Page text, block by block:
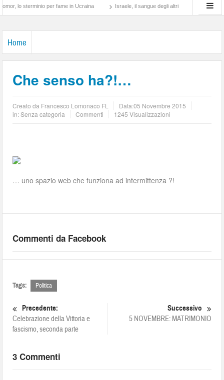
per fame in Ucraina Israele, il sangue degli altri Lotta di classe… tra
Home
Che senso ha?!…
Creato da Francesco Lomonaco FL Data:05 Novembre 2015
in: Senza categoria
Commenti 1245 Visualizzazioni
… uno spazio web che funziona ad intermittenza ?!
Commenti da Facebook
Tags: Politica
Precedente:
Celebrazione della Vittoria e
fascismo, seconda parte
Successivo
5 NOVEMBRE: MATRIMONIO
3 Commenti